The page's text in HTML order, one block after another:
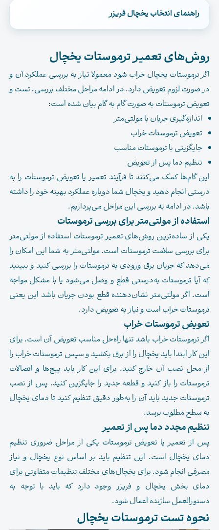
راهنمای انتخاب یخچال فریزر
.
روش‌های تعمیر ترموستات یخچال
اگر ترموستات یخچال خراب شود معمولا نیاز به بررسی عملکرد آن و
در صورت لزوم تعویض دارد. در ادامه مراحل مختلف بررسی، تست و
تعویض ترموستات به صورت گام به گام بیان شده است:
اندازه‌گیری جریان با مولتی‌متر
تعویض ترموستات خراب
جایگزینی با ترموستات مناسب
تنظیم دما پس از تعویض
این گام‌ها کمک می‌کنند تا فرآیند تعمیر یا تعویض ترموستات را به
درستی انجام دهید و یخچال شما دوباره عملکرد بهینه خود را داشته
باشد. در ادامه به بررسی این مراحل می‌پردازیم.
استفاده از مولتی‌متر برای بررسی ترموستات
یکی از ساده‌ترین روش‌های تعمیر ترموستات استفاده از مولتی‌متر
برای بررسی سلامت ترموستات است. مولتی‌متر به شما این امکان را
می‌دهد که جریان برق ورودی به ترموستات را بررسی کنید و ببینید
که آیا ترموستات به‌درستی قطع و وصل می‌شود یا با مشکل مواجه
است. اگر مولتی‌متر نشان‌دهنده قطع بودن جریان باشد این یعنی
ترموستات خراب است و نیاز به تعویض دارد.
تعویض ترموستات خراب
اگر ترموستات خراب باشد تنها راه‌حل مناسب تعویض آن است. برای
این کار ابتدا باید یخچال را از برق بکشید و سپس ترموستات خراب را
از محل نصب آن خارج کنید. برای این کار باید پیچ‌ها و اتصالات
ترموستات را باز کنید و قطعه جدید را جایگزین کنید. پس از نصب
ترموستات جدید باید آن را به‌طور دقیق تنظیم کنید تا دمای یخچال
به سطح مطلوب برسد.
تنظیم مجدد دما پس از تعمیر
پس از تعمیر یا تعویض ترموستات یکی از مراحل ضروری تنظیم
دمای یخچال است. این تنظیم باید بر اساس نوع یخچال و نیاز
مصرفی انجام شود. برای یخچال‌های مختلف تنظیمات متفاوتی برای
دمای بخش یخچال و فریزر وجود دارد که باید با توجه به
دستورالعمل سازنده اعمال شود.
نحوه تست ترموستات یخچال